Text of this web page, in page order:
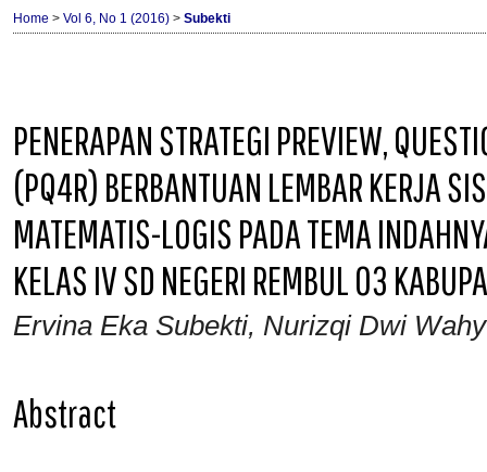
Home > Vol 6, No 1 (2016) > Subekti
PENERAPAN STRATEGI PREVIEW,
(PQ4R) BERBANTUAN LEMBAR KERJA
MATEMATIS-LOGIS PADA TEMA
KELAS IV SD NEGERI REMBUL 03
Ervina Eka Subekti, Nurizqi Dwi
Abstract